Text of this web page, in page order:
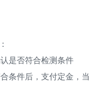
是否符合检测条件
件后，支付定金，当